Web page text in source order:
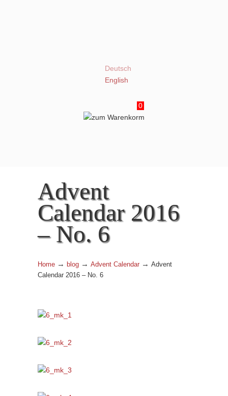
Deutsch
English
0
Advent
Calendar 2016
– No. 6
Home → blog → Advent Calendar → Advent
Calendar 2016 – No. 6